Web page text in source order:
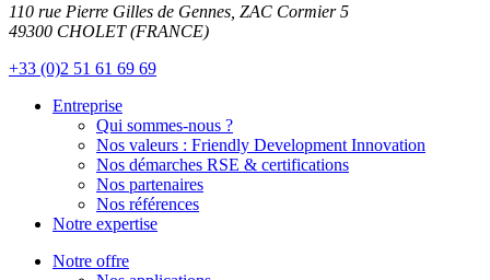
110 rue Pierre Gilles de Gennes, ZAC Cormier 5
49300 CHOLET (FRANCE)
+33 (0)2 51 61 69 69
Entreprise
Qui sommes-nous ?
Nos valeurs : Friendly Development Innovation
Nos démarches RSE & certifications
Nos partenaires
Nos références
Notre expertise
Notre offre